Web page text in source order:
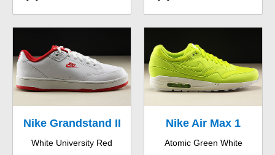
Nike Grandstand II
White University Red
Nike Air Max 1
Atomic Green White